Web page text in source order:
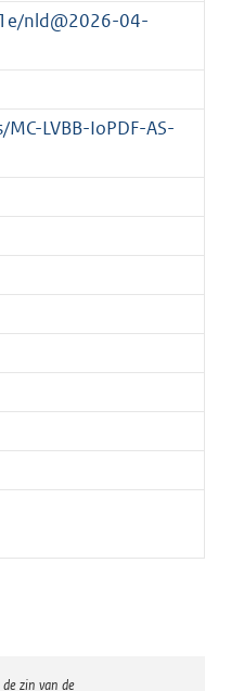
nld@2026-04-
LVBB-IoPDF-AS-
zin van de